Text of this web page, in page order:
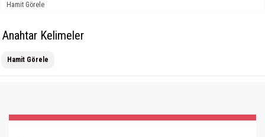
Hamit Görele
Anahtar Kelimeler
Hamit Görele